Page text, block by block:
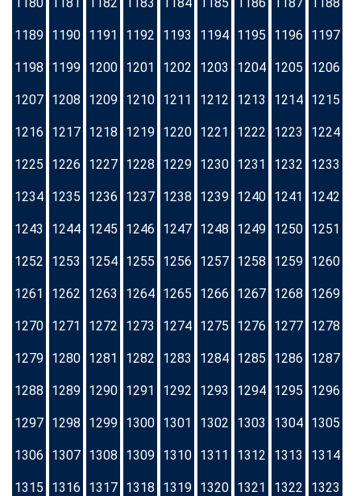
1189 1190 1191 1192 1193 1194 1195 1196 1197
1198 1199 1200 1201 1202 1203 1204 1205 1206
1207 1208 1209 1210 1211 1212 1213 1214 1215
1216 1217 1218 1219 1220 1221 1222 1223 1224
1225 1226 1227 1228 1229 1230 1231 1232 1233
1234 1235 1236 1237 1238 1239 1240 1241 1242
1243 1244 1245 1246 1247 1248 1249 1250 1251
1252 1253 1254 1255 1256 1257 1258 1259 1260
1261 1262 1263 1264 1265 1266 1267 1268 1269
1270 1271 1272 1273 1274 1275 1276 1277 1278
1279 1280 1281 1282 1283 1284 1285 1286 1287
1288 1289 1290 1291 1292 1293 1294 1295 1296
1297 1298 1299 1300 1301 1302 1303 1304 1305
1306 1307 1308 1309 1310 1311 1312 1313 1314
1315 1316 1317 1318 1319 1320 1321 1322 1323